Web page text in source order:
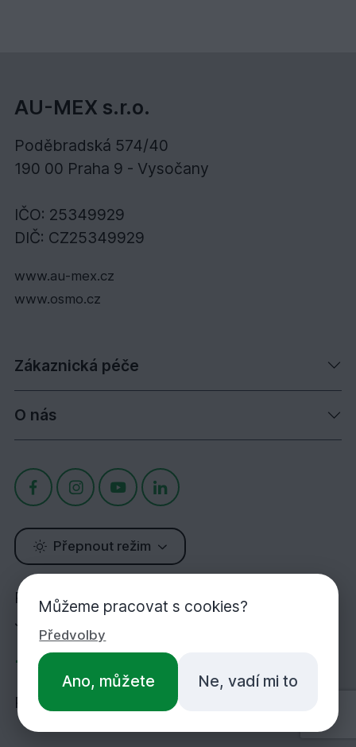
AU-MEX s.r.o.
Poděbradská 574/40
190 00 Praha 9 - Vysočany
IČO: 25349929
DIČ: CZ25349929
www.au-mex.cz
www.osmo.cz
Zákaznická péče
O nás
Přepnout režim
Potřebujete poradit?
Jsme tu pro Vás!
+420 283 933 452
PO-PÁ 7:00-16:30
Můžeme pracovat s cookies?
Předvolby
Ano, můžete Ne, vadí mi to